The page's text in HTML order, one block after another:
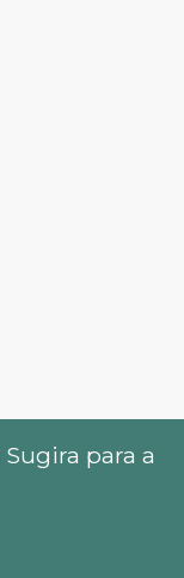
Sugira para a